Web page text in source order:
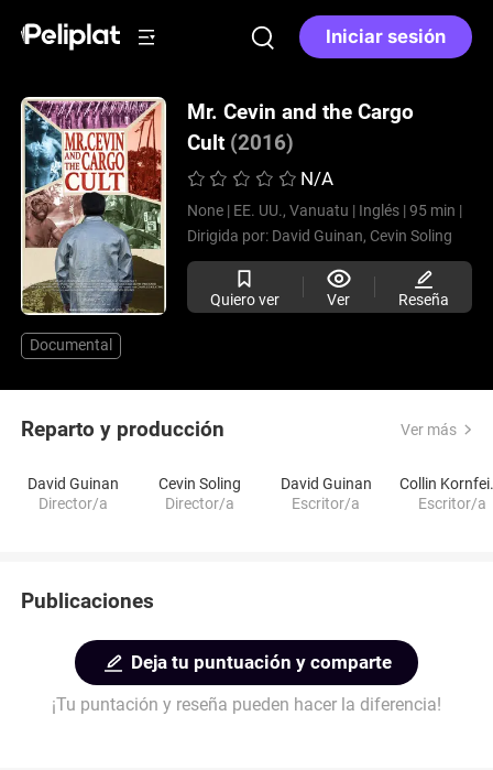
Iniciar sesión
Mr. Cevin and the Cargo
Cult (2016)
N/A
None | EE. UU., Vanuatu | Inglés | 95 min |
Dirigida por: David Guinan, Cevin Soling
Quiero ver Ver Reseña
Documental
Reparto y producción Ver más
David Guinan
Director/a
Cevin Soling
Director/a
David Guinan
Escritor/a
Escritor/a
Publicaciones
Deja tu puntuación y comparte
¡Tu puntación y reseña pueden hacer la diferencia!